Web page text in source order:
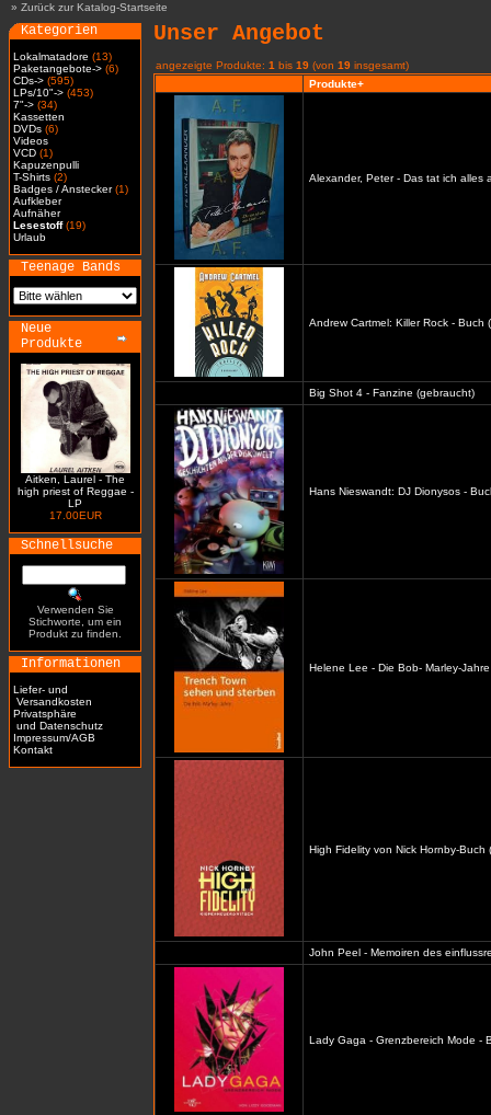
» Zurück zur Katalog-Startseite
Kategorien
Lokalmatadore (13)
Paketangebote-> (6)
CDs-> (595)
LPs/10"-> (453)
7"-> (34)
Kassetten
DVDs (6)
Videos
VCD (1)
Kapuzenpulli
T-Shirts (2)
Badges / Anstecker(1)
Aufkleber
Aufnäher
Lesestoff(19)
Urlaub
Teenage Bands
Neue
Produkte
Aitken, Laurel - The
high priest of Reggae -
LP
17.00EUR
Schnellsuche
Verwenden Sie
Stichworte, um ein
Produkt zu finden.
Informationen
Liefer- und
Versandkosten
Privatsphäre
und Datenschutz
Impressum/AGB
Kontakt
Unser Angebot
angezeigte Produkte: 1 bis 19 (von 19 insgesamt)
Produkte+
Alexander, Peter - Das tat ich alles
Andrew Cartmel: Killer Rock - Buch
Big Shot 4 - Fanzine (gebraucht)
Hans Nieswandt: DJ Dionysos -
Helene Lee - Die Bob- Marley-
High Fidelity von Nick Hornby-Buch
John Peel - Memoiren des
Lady Gaga - Grenzbereich Mode -